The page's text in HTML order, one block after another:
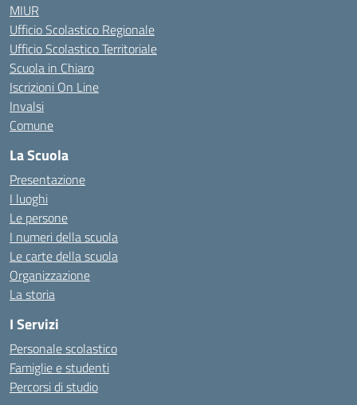
MIUR
Ufficio Scolastico Regionale
Ufficio Scolastico Territoriale
Scuola in Chiaro
Iscrizioni On Line
Invalsi
Comune
La Scuola
Presentazione
I luoghi
Le persone
I numeri della scuola
Le carte della scuola
Organizzazione
La storia
I Servizi
Personale scolastico
Famiglie e studenti
Percorsi di studio